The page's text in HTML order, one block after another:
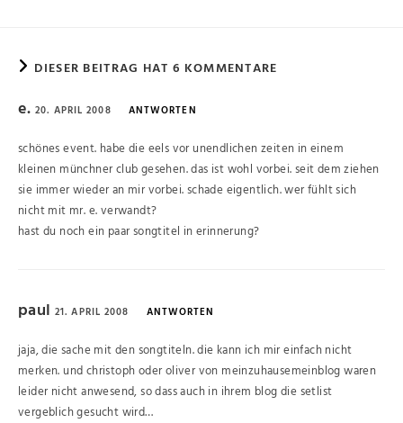
DIESER BEITRAG HAT 6 KOMMENTARE
e. 20. APRIL 2008 ANTWORTEN
schönes event. habe die eels vor unendlichen zeiten in einem
kleinen münchner club gesehen. das ist wohl vorbei. seit dem ziehen
sie immer wieder an mir vorbei. schade eigentlich. wer fühlt sich
nicht mit mr. e. verwandt?
hast du noch ein paar songtitel in erinnerung?
paul 21. APRIL 2008 ANTWORTEN
jaja, die sache mit den songtiteln. die kann ich mir einfach nicht
merken. und christoph oder oliver von meinzuhausemeinblog waren
leider nicht anwesend, so dass auch in ihrem blog die setlist
vergeblich gesucht wird…